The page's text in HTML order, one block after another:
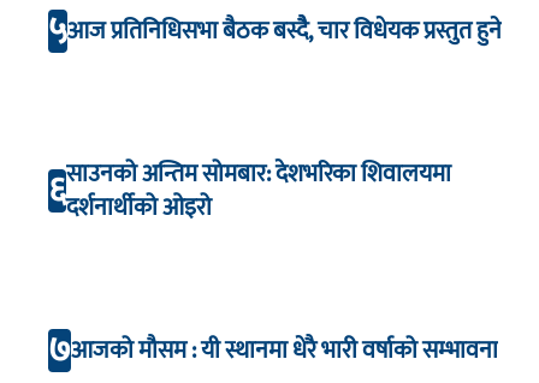
५आज प्रतिनिधिसभा बैठक बस्दैै, चार विधेयक प्रस्तुत हुने
६साउनको अन्तिम सोमबार: देशभरिका शिवालयमा
दर्शनार्थीको ओइरो
७आजको मौसम : यी स्थानमा धेरै भारी वर्षाको सम्भावना